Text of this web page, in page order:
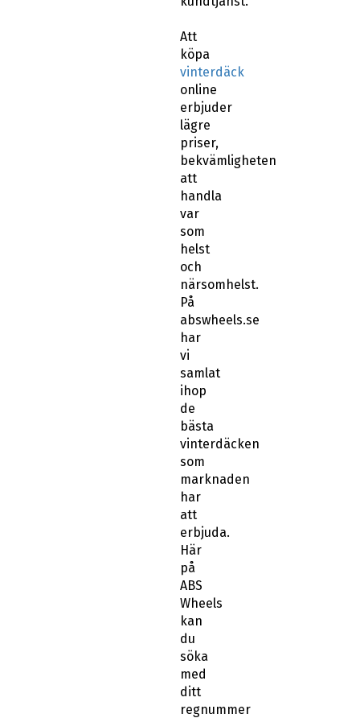
Att
köpa
vinterdäck
online
erbjuder
lägre
priser,
bekvämligheten
att
handla
var
som
helst
och
närsomhelst.
På
abswheels.se
har
vi
samlat
ihop
de
bästa
vinterdäcken
som
marknaden
har
att
erbjuda.
Här
på
ABS
Wheels
kan
du
söka
med
ditt
regnummer